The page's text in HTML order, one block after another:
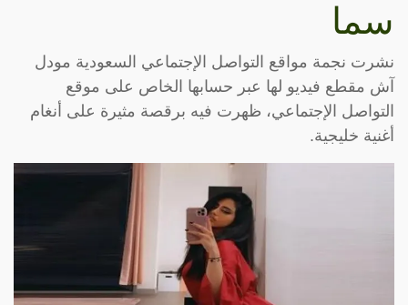
سما
نشرت نجمة مواقع التواصل الإجتماعي السعودية ​مودل
آش​ مقطع فيديو لها عبر حسابها الخاص على موقع
التواصل الإجتماعي، ظهرت فيه برقصة مثيرة على أنغام
أغنية خليجية.